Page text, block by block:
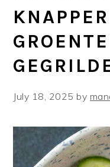
July 18, 2025 by